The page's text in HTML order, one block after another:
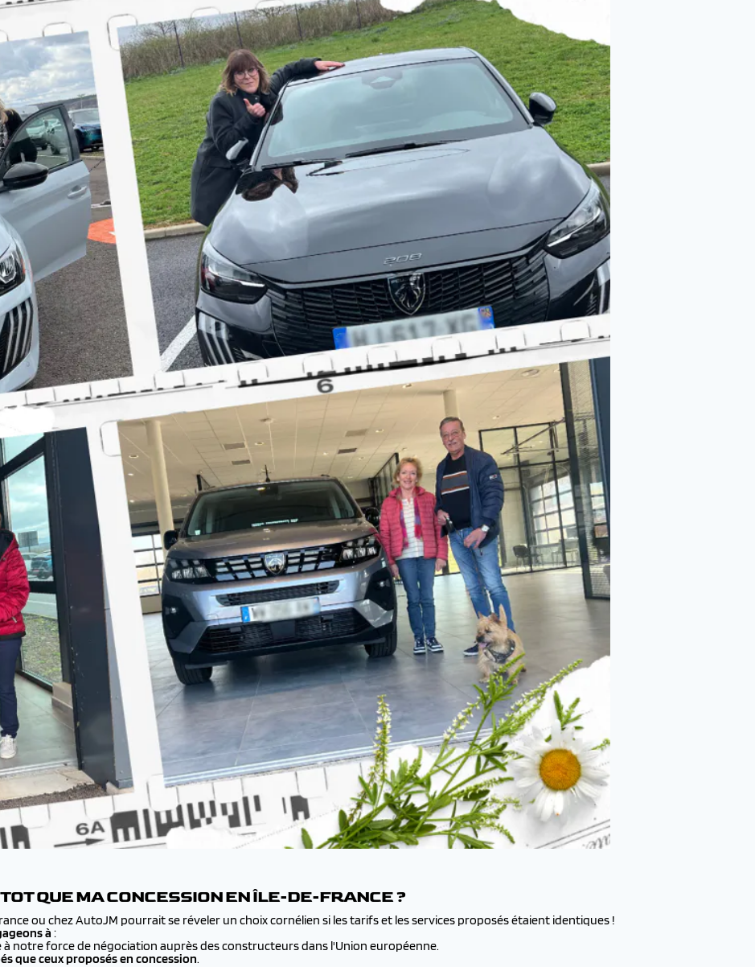
QUE MA CONCESSION EN ÎLE-DE-FRANCE ?
ou chez AutoJM pourrait se réveler un choix cornélien si les tarifs et les services proposés étaient identiques !
à :
à notre force de négociation auprès des constructeurs dans l'Union européenne.
que ceux proposés en concession.